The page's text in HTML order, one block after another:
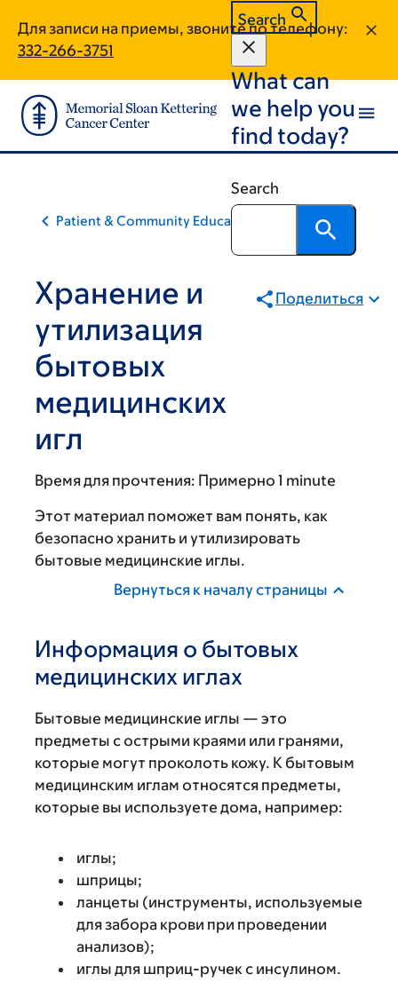
main
content
footer
Для записи на приемы, звоните по телефону:
332-266-3751
Search
What can
we help you
find today?
Search
Patient & Community Education
Хранение и
утилизация
бытовых
медицинских
игл
Поделиться
Время для прочтения: Примерно 1 minute
Этот материал поможет вам понять, как
безопасно хранить и утилизировать
бытовые медицинские иглы.
Вернуться к началу страницы
Информация о бытовых
медицинских иглах
Бытовые медицинские иглы — это
предметы с острыми краями или гранями,
которые могут проколоть кожу. К бытовым
медицинским иглам относятся предметы,
которые вы используете дома, например:
иглы;
шприцы;
ланцеты (инструменты, используемые
для забора крови при проведении
анализов);
иглы для шприц-ручек с инсулином.